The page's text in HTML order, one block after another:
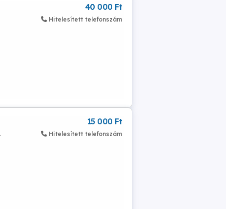
40 000 Ft
Hitelesített telefonszám
15 000 Ft
Hitelesített telefonszám